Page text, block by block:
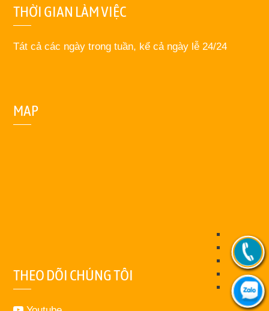
THỜI GIAN LÀM VIỆC
Tát cả các ngày trong tuần, kể cả ngày lễ 24/24
MAP
THEO DÕI CHÚNG TÔI